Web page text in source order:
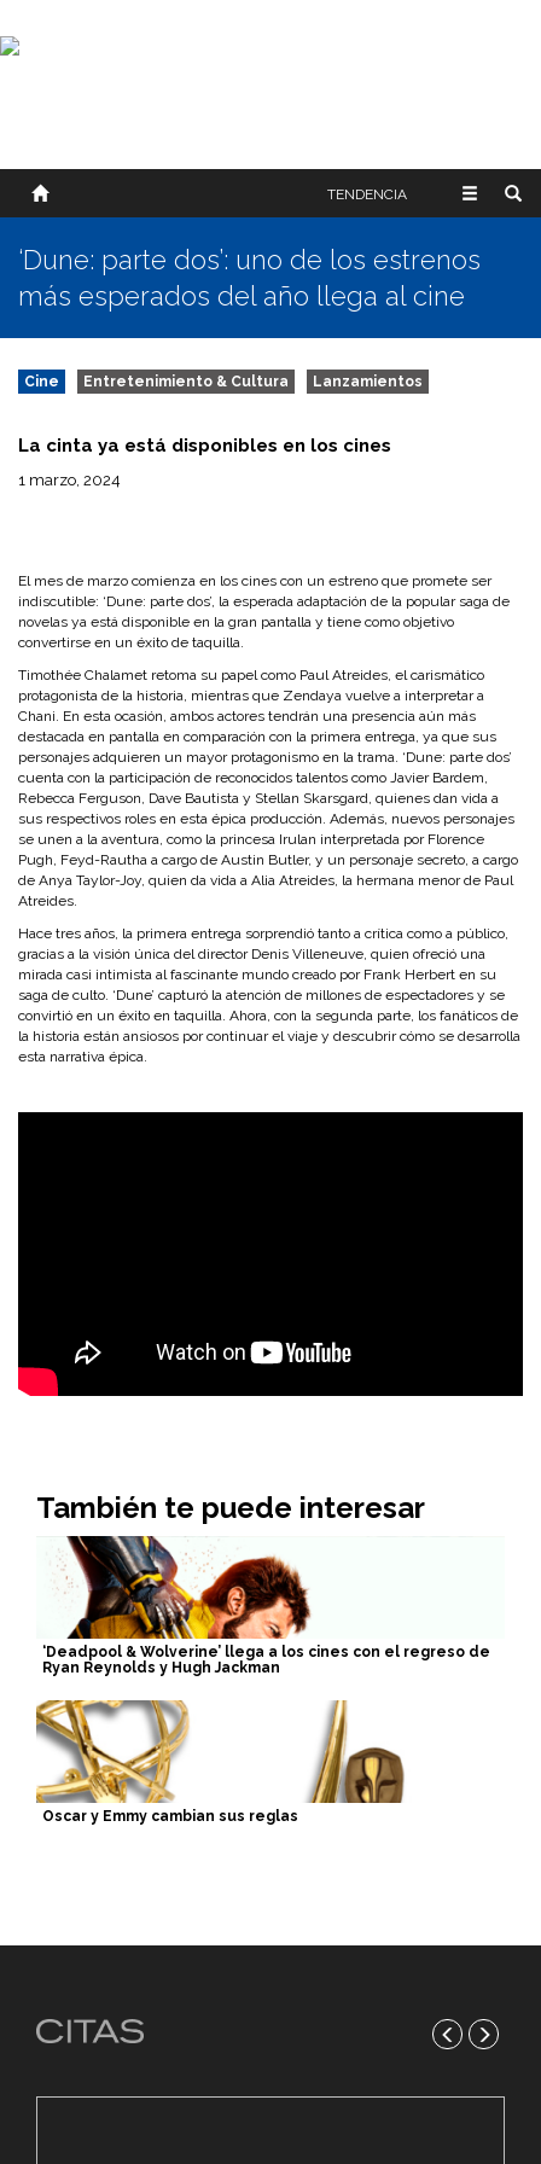
SOBRE NOSOTROS
TENDENCIA
‘Dune: parte dos’: uno de los estrenos
más esperados del año llega al cine
Cine Entretenimiento & Cultura Lanzamientos
La cinta ya está disponibles en los cines
1 marzo, 2024
El mes de marzo comienza en los cines con un estreno que promete ser
indiscutible: ‘Dune: parte dos’, la esperada adaptación de la popular saga de
novelas ya está disponible en la gran pantalla y tiene como objetivo
convertirse en un éxito de taquilla.
Timothée Chalamet retoma su papel como Paul Atreides, el carismático
protagonista de la historia, mientras que Zendaya vuelve a interpretar a
Chani. En esta ocasión, ambos actores tendrán una presencia aún más
destacada en pantalla en comparación con la primera entrega, ya que sus
personajes adquieren un mayor protagonismo en la trama. ‘Dune: parte dos’
cuenta con la participación de reconocidos talentos como Javier Bardem,
Rebecca Ferguson, Dave Bautista y Stellan Skarsgard, quienes dan vida a
sus respectivos roles en esta épica producción. Además, nuevos personajes
se unen a la aventura, como la princesa Irulan interpretada por Florence
Pugh, Feyd-Rautha a cargo de Austin Butler, y un personaje secreto, a cargo
de Anya Taylor-Joy, quien da vida a Alia Atreides, la hermana menor de Paul
Atreides.
Hace tres años, la primera entrega sorprendió tanto a crítica como a público,
gracias a la visión única del director Denis Villeneuve, quien ofreció una
mirada casi intimista al fascinante mundo creado por Frank Herbert en su
saga de culto. ‘Dune’ capturó la atención de millones de espectadores y se
convirtió en un éxito en taquilla. Ahora, con la segunda parte, los fanáticos de
la historia están ansiosos por continuar el viaje y descubrir cómo se desarrolla
esta narrativa épica.
También te puede interesar
‘Deadpool & Wolverine’ llega a los cines con el regreso de
Ryan Reynolds y Hugh Jackman
Oscar y Emmy cambian sus reglas